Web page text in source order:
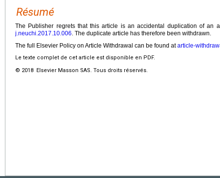
Résumé
The Publisher regrets that this article is an accidental duplication of an
j.neuchi.2017.10.006 . The duplicate article has therefore been withdrawn.
The full Elsevier Policy on Article Withdrawal can be found atarticle-
Le texte complet de cet article est disponible en PDF.
© 2018 Elsevier Masson SAS. Tous droits réservés.